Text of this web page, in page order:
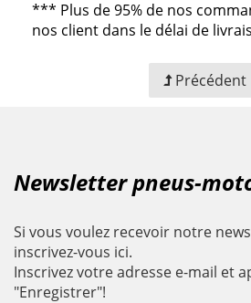
*** Plus de 95% de nos
nos client dans le délai de
Précédent
Newsletter pneus-
Si vous voulez recevoir notre
inscrivez-vous ici.
Inscrivez votre adresse e-mail et
"Enregistrer"!